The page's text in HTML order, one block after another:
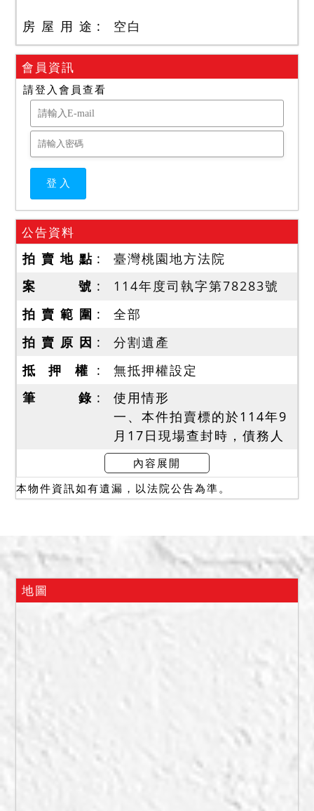
房 屋 用 途 空白
會員資訊
請登入會員查看
公告資料
拍 賣 地 點
臺灣桃園地方法院
案 號
114年度司執字第78283號
拍 賣 範 圍
全部
拍 賣 原 因
分割遺產
抵 押 權
無抵押權設定
筆 錄
使用情形
一、本件拍賣標的於114年9
月17日現場查封時，債務人
張盛坤配偶在場，1588地號
上未辦保存登記建物(暫編
1609建號)現為債務人張盛
豬竂、1586地號上有中正東
路三段61巷22號鐵及建物；
皮貨櫃；1584地號上有鐵皮
及建物使用情形請應買人自
二、1609建號建物拍定後依
內容展開
本物件資訊如有遺漏，以法院公告為準。
地圖